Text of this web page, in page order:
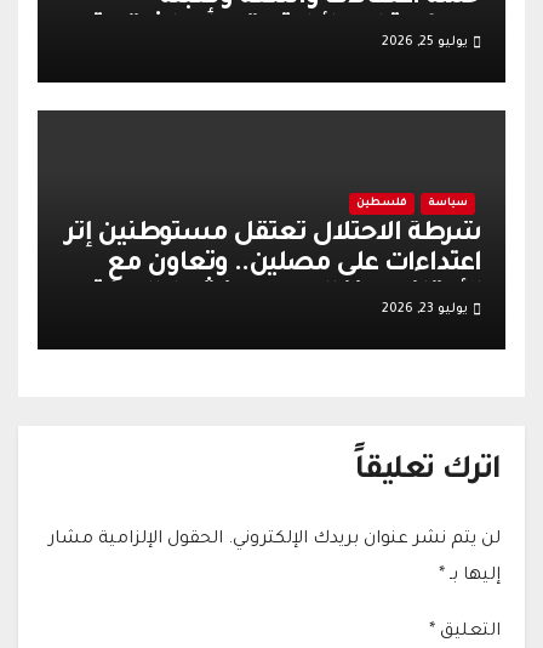
عسكرية إسرائيلية عقب أحداث قرية
يوليو 25, 2026
سياسة فلسطين
شرطة الاحتلال تعتقل مستوطنين إثر
اعتداءات على مصلين.. وتعاون مع
الأوقاف يعزز الهدوء وينشط الحركة
يوليو 23, 2026
اترك تعليقاً
لن يتم نشر عنوان بريدك الإلكتروني. الحقول الإلزامية مشار
إليها بـ *
التعليق *